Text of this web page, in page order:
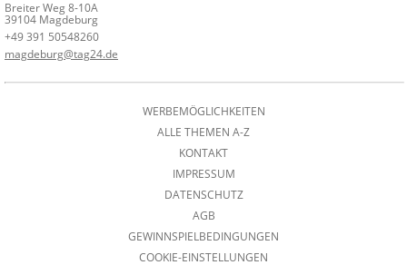
Breiter Weg 8-10A
39104 Magdeburg
+49 391 50548260
magdeburg@tag24.de
WERBEMÖGLICHKEITEN
ALLE THEMEN A-Z
KONTAKT
IMPRESSUM
DATENSCHUTZ
AGB
GEWINNSPIELBEDINGUNGEN
COOKIE-EINSTELLUNGEN